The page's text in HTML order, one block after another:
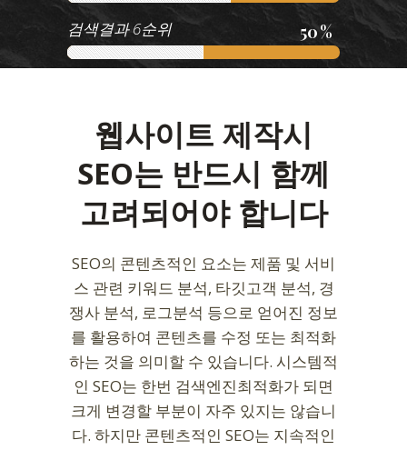
검색결과 6순위 50
웹사이트 제작시
SEO는 반드시 함께
고려되어야 합니다
SEO의 콘텐츠적인 요소는 제품 및 서비
스 관련 키워드 분석, 타깃고객 분석, 경
쟁사 분석, 로그분석 등으로 얻어진 정보
를 활용하여 콘텐츠를 수정 또는 최적화
하는 것을 의미할 수 있습니다. 시스템적
인 SEO는 한번 검색엔진최적화가 되면
크게 변경할 부분이 자주 있지는 않습니
다. 하지만 콘텐츠적인 SEO는 지속적인